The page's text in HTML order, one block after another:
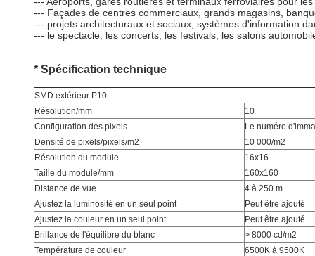
--- Façades de centres commerciaux, grands magasins,
--- projets architecturaux et sociaux, systèmes d'information
--- le spectacle, les concerts, les festivals, les salons
* Spécification technique
SMD extérieur P10
Résolution/mm
10
Configuration des pixels
Le numéro
Densité de pixels/pixels/m2
10 000/m2
Résolution du module
16x16
Taille du module/mm
160x160
Distance de vue
4 à 250 m
Ajustez la luminosité en un seul point
Peut être ajouté
Ajustez la couleur en un seul point
Peut être ajouté
Brillance de l'équilibre du blanc
> 8000 cd/m2
Température de couleur
6500K à 9500K